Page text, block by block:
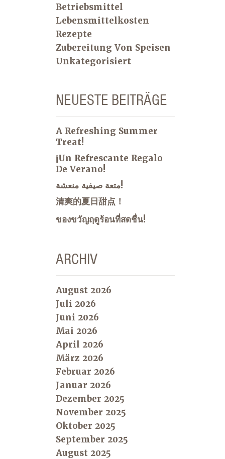
Betriebsmittel
Lebensmittelkosten
Rezepte
Zubereitung Von Speisen
Unkategorisiert
NEUESTE BEITRÄGE
A Refreshing Summer
Treat!
¡Un Refrescante Regalo
De Verano!
متعة صيفية منعشة!
清爽的夏日甜点！
ของขวัญฤดูร้อนที่สดชื่น!
ARCHIV
August 2026
Juli 2026
Juni 2026
Mai 2026
April 2026
März 2026
Februar 2026
Januar 2026
Dezember 2025
November 2025
Oktober 2025
September 2025
August 2025